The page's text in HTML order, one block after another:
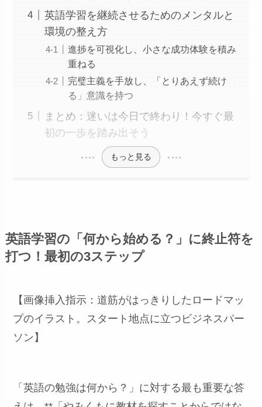
英語学習を継続させるためのメンタルと
環境の整え方
進捗を可視化し、小さな成功体験を積み
重ねる
完璧主義を手放し、「とりあえず続け
る」意識を持つ
まとめ：迷いは今日で終わり！今すぐ最
初の一歩を踏み出そう
もっと見る
英語学習の「何から始める？」に終止符を
打つ！最初の3ステップ
【画像挿入指示：道筋がはっきりしたロードマッ
プのイラスト。スタート地点に立つビジネスパー
ソン】
「英語の勉強は何から？」に対する最も重要な答